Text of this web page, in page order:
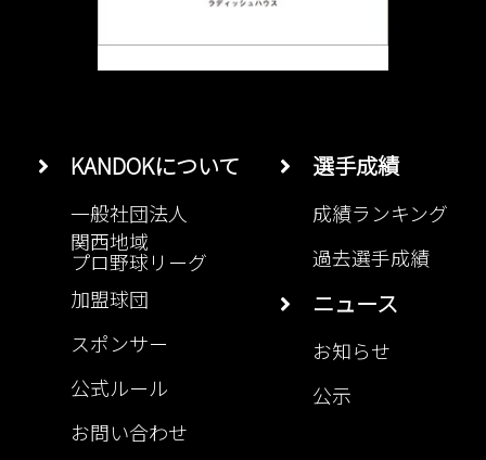
KANDOKについて
一般社団法人
関西地域
プロ野球リーグ
加盟球団
スポンサー
公式ルール
お問い合わせ
選手成績
成績ランキング
過去選手成績
ニュース
お知らせ
公示